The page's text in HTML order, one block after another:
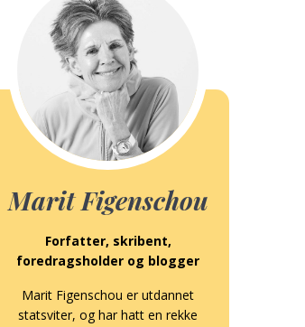
Marit Figenschou
Forfatter, skribent,
foredragsholder og blogger
Marit Figenschou er utdannet
statsviter, og har hatt en rekke